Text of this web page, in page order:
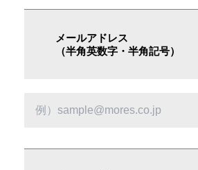
メールアドレス
（半角英数字・半角記号）